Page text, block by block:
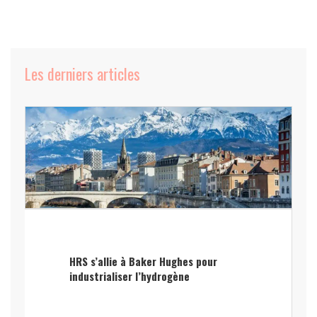
Les derniers articles
HRS s’allie à Baker Hughes pour
industrialiser l’hydrogène